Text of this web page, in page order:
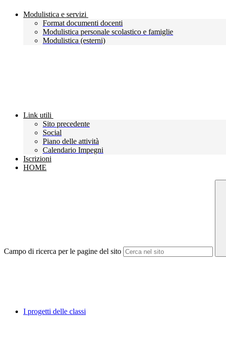
Modulistica e servizi
Format documenti docenti
Modulistica personale scolastico e famiglie
Modulistica (esterni)
Link utili
Sito precedente
Social
Piano delle attività
Calendario Impegni
Iscrizioni
HOME
Campo di ricerca per le pagine del sito
I progetti delle classi